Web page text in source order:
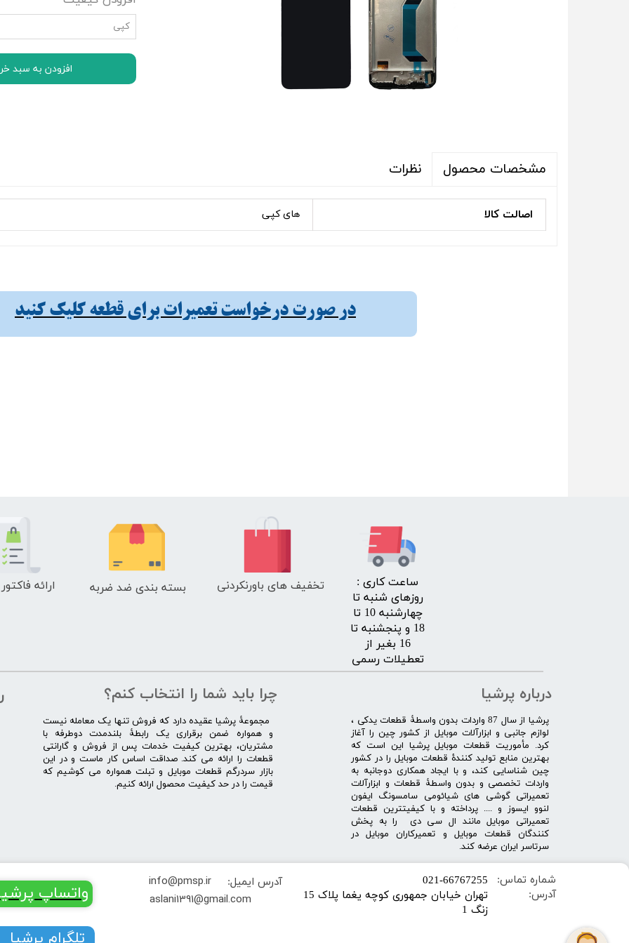
اچ تی سی HTC
موتورولا Motorola
کپی
افزودن به سبد
مشخصات محصول نظرات
اصالت کالا های کپی
در صورت درخواست تعمیرات برای قطعه کلیک کنید​​​​​​​
​ساعت کاری :
روزهای شنبه تا
چهارشنبه 10 تا
18 و پنجشنبه تا
16 بغیر از
تعطیلات رسمی
تخفیف های باورنکردنی بسته بندی ضد ضربه ارائه
درباره پرشیا
​پرشیا از سال 87 واردات بدون واسطۀ قطعات یدکی ،
لوازم جانبی و ابزارآلات موبایل از کشور چین را آغاز
کرد. مأموریت قطعات موبایل پرشیا این است که
بهترین منابع تولید کنندۀ قطعات موبایل را در کشور
چین شناسایی کند، و با ایجاد همکاری دوجانبه به
واردات تخصصی و بدون واسطۀ قطعات و ابزارآلات
تعمیراتی گوشی های شیائومی سامسونگ ایفون
لنوو ایسوز و .... پرداخته و با کیفیت­ترین قطعات
تعمیراتی موبایل مانند ال سی دی را به پخش
کنندگان قطعات موبایل و تعمیرکاران موبایل در
سرتاسر ایران عرضه کند.
چرا باید شما را انتخاب کنم؟
​​ ​مجموعۀ پرشیا عقیده دارد که فروش تنها یک معامله نیست
و همواره ضمن برقراری یک رابطۀ بلندمدت دوطرفه با
مشتریان، بهترین کیفیت خدمات پس از فروش و گارانتی
قطعات را ارائه می­ کند. صداقت اساس کار ماست و در این
بازار سردرگم قطعات موبایل و تبلت همواره می کوشیم که
قیمت را در حد کیفیت محصول ارائه کنیم.
شماره تماس:
آدرس:
​021-66767255
تهران خیابان جمهوری کوچه یغما پلاک 15
زنگ 1
آدرس ایمیل: info@pmsp.ir
​​​​واتساپ ​aslani1391@gmail.com